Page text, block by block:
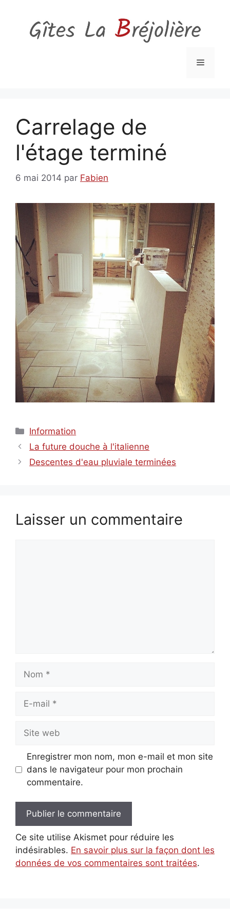
contenu
Menu
Carrelage de
l'étage terminé
6 mai 2014 par Fabien
Catégories
Information
La future douche à l'italienne
Descentes d'eau pluviale terminées
Laisser un commentaire
mail
web
Enregistrer mon nom, mon e-mail et mon site
dans le navigateur pour mon prochain
commentaire.
Ce site utilise Akismet pour réduire les
indésirables. En savoir plus sur la façon dont les
données de vos commentaires sont traitées.